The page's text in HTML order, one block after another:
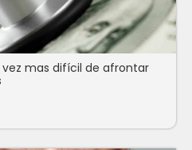
mas difícil de afrontar